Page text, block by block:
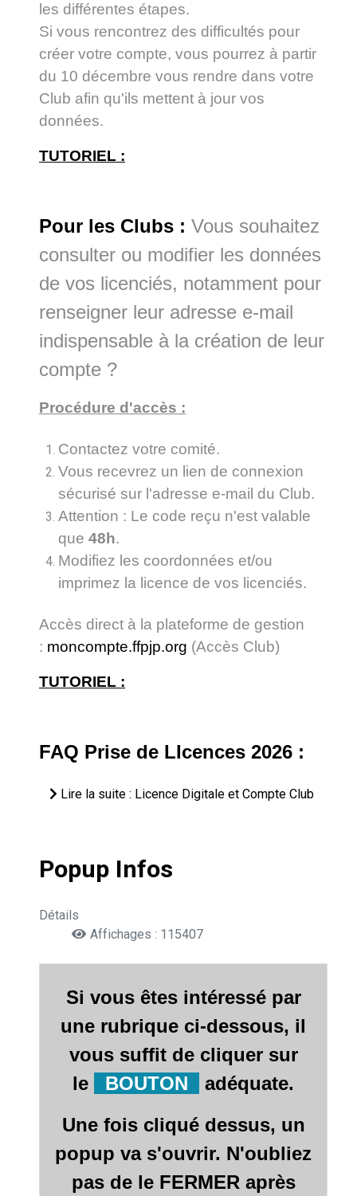
les différentes étapes.
Si vous rencontrez des difficultés pour
créer votre compte, vous pourrez à partir
du 10 décembre vous rendre dans votre
Club afin qu'ils mettent à jour vos
données.
TUTORIEL :
Pour les Clubs : Vous souhaitez
consulter ou modifier les données
de vos licenciés, notamment pour
renseigner leur adresse e-mail
indispensable à la création de leur
compte ?
Procédure d'accès :
Contactez votre comité.
Vous recevrez un lien de connexion
sécurisé sur l'adresse e-mail du Club.
Attention : Le code reçu n'est valable
que 48h.
Modifiez les coordonnées et/ou
imprimez la licence de vos licenciés.
Accès direct à la plateforme de gestion
: moncompte.ffpjp.org (Accès Club)
TUTORIEL :
FAQ Prise de LIcences 2026 :
Lire la suite : Licence Digitale et Compte Club
Popup Infos
Détails
Affichages : 115407
Si vous êtes intéressé par
une rubrique ci-dessous, il
vous suffit de cliquer sur
le
BOUTON
adéquate.
Une fois cliqué dessus, un
popup va s'ouvrir. N'oubliez
pas de le FERMER après